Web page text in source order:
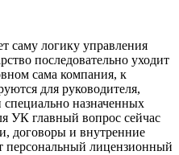
саму логику управления
последовательно уходит
сама компания, к
для руководителя,
назначенных
УК главный вопрос сейчас
договоры и внутренние
персональный лицензионный